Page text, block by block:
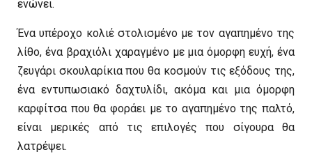
ενώνει.
Ένα υπέροχο κολιέ στολισμένο με τον αγαπημένο της
λίθο, ένα βραχιόλι χαραγμένο με μια όμορφη ευχή, ένα
ζευγάρι σκουλαρίκια που θα κοσμούν τις εξόδους της,
ένα εντυπωσιακό δαχτυλίδι, ακόμα και μια όμορφη
καρφίτσα που θα φοράει με το αγαπημένο της παλτό,
είναι μερικές από τις επιλογές που σίγουρα θα
λατρέψει.